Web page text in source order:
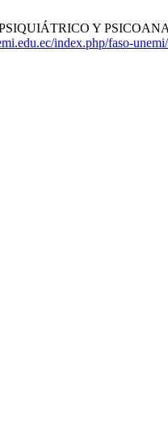
Y
index.php/faso-